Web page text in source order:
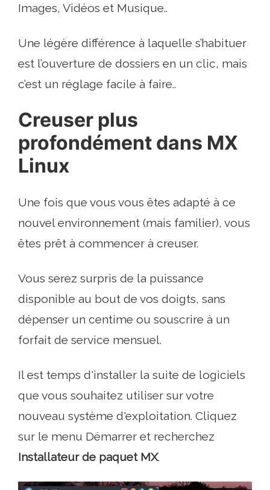
Images, Vidéos et Musique..
Une légère différence à laquelle s’habituer
est l’ouverture de dossiers en un clic, mais
c’est un réglage facile à faire..
Creuser plus
profondément dans MX
Linux
Une fois que vous vous êtes adapté à ce
nouvel environnement (mais familier), vous
êtes prêt à commencer à creuser.
Vous serez surpris de la puissance
disponible au bout de vos doigts, sans
dépenser un centime ou souscrire à un
forfait de service mensuel.
Il est temps d'installer la suite de logiciels
que vous souhaitez utiliser sur votre
nouveau système d'exploitation. Cliquez
sur le menu Démarrer et recherchez
Installateur de paquet MX.